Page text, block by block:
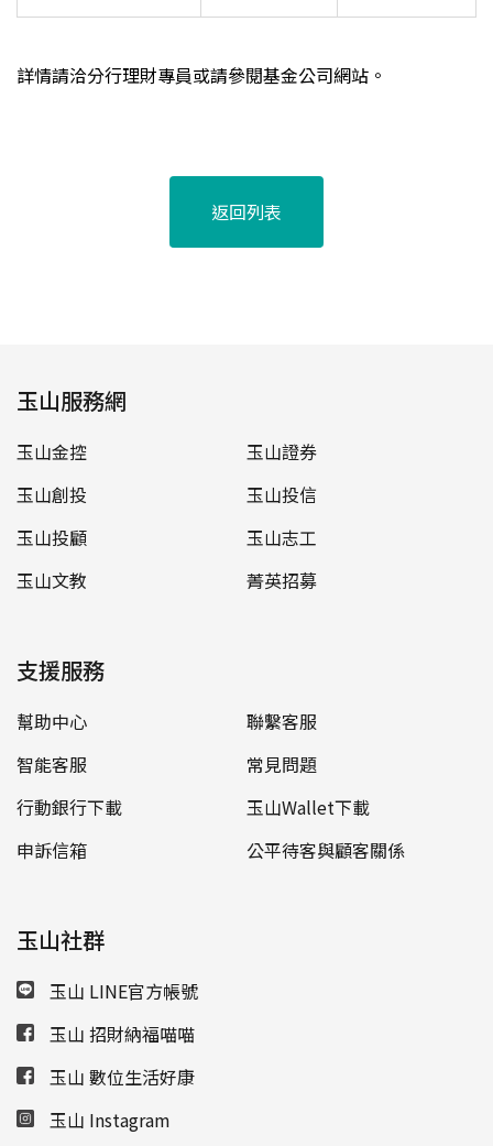
詳情請洽分行理財專員或請參閱基金公司網站。
返回列表
玉山服務網
玉山金控
玉山證券
玉山創投
玉山投信
玉山投顧
玉山志工
玉山文教
菁英招募
支援服務
幫助中心
聯繫客服
智能客服
常見問題
行動銀行下載
玉山Wallet下載
申訴信箱
公平待客與顧客關係
玉山社群
玉山 LINE官方帳號
玉山 招財納福喵喵
玉山 數位生活好康
玉山 Instagram